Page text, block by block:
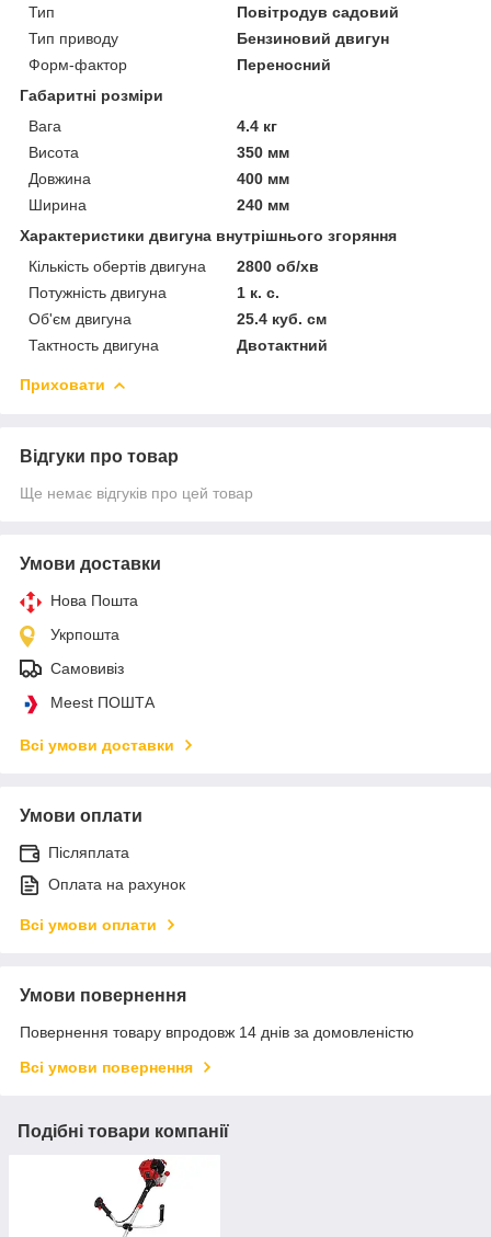
Тип
Повітродув садовий
Тип приводу
Бензиновий двигун
Форм-фактор
Переносний
Габаритні розміри
Вага
4.4 кг
Висота
350 мм
Довжина
400 мм
Ширина
240 мм
Характеристики двигуна внутрішнього згоряння
Кількість обертів двигуна
2800 об/хв
Потужність двигуна
1 к. с.
Об'єм двигуна
25.4 куб. см
Тактность двигуна
Двотактний
Приховати
Відгуки про товар
Ще немає відгуків про цей товар
Умови доставки
Нова Пошта
Укрпошта
Самовивіз
Meest ПОШТА
Всі умови доставки
Умови оплати
Післяплата
Оплата на рахунок
Всі умови оплати
Умови повернення
Повернення товару впродовж 14 днів за домовленістю
Всі умови повернення
Подібні товари компанії